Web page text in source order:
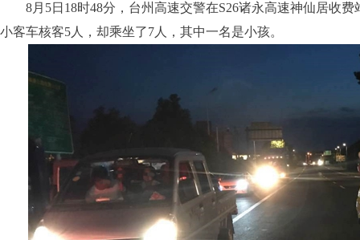
8月5日18时48分，台州高速交警在S26诸永高速神仙居收费
小客车核客5人，却乘坐了7人，其中一名是小孩。